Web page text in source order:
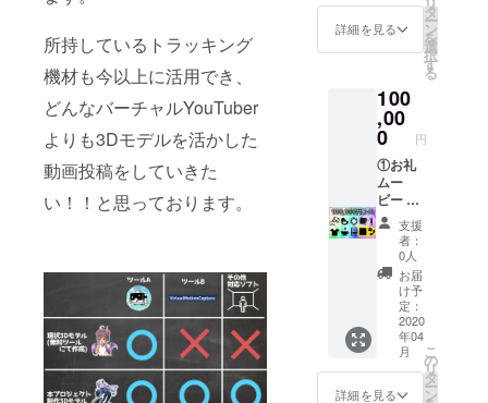
所持しているトラッキング
機材も今以上に活用でき、
どんなバーチャルYouTuber
よりも3Dモデルを活かした
動画投稿をしていきた
い！！と思っております。
⑤スマ
ホク
リー
ナー
5cm】
⑥アク
リルス
タンド
⑦Tシャ
ツ ⑧マ
グカッ
プ ⑨タ
スペト
リー
詳細を見る
タ
ー
ン
を
選
択
す
る
100
,00
0 円
①お礼
ムー
ビー ②
お礼
メール
③缶
バッジ
【76m
m】 ④
コース
ター(コ
ルク製)
⑤スマ
ホク
支援
者：
0人
お届
け予
定：
2020
年04
月
詳細を見る
こ
の
リ
タ
ー
ン